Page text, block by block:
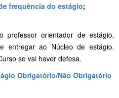
frequência do estágio;
professor orientador de estágio,
entregar ao Núcleo de estágio.
se vai haver defesa.
Obrigatório/Não Obrigatório